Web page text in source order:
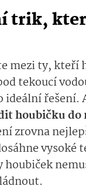
trik,
mezi ty, kteří
tekoucí
řešení.
houbičku do
zrovna
vysoké
houbiček